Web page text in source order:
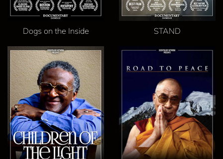
Dogs on the Inside STAND